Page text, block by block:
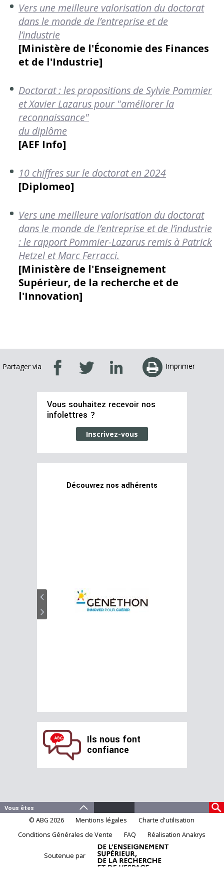
Vers une meilleure valorisation du doctorat
dans le monde de l’entreprise et de
l’industrie
[Ministère de l'Économie des Finances
et de l'Industrie]
Doctorat : les propositions de Sylvie Pommier
et Xavier Lazarus pour "améliorer la
reconnaissance"
du diplôme
[AEF Info]
10 chiffres sur le doctorat en 2024
[Diplomeo]
Vers une meilleure valorisation du doctorat
dans le monde de l’entreprise et de l’industrie
: le rapport Pommier-Lazarus remis à Patrick
Hetzel et Marc Ferracci.
[Ministère de l'Enseignement
Supérieur, de la recherche et de
l'Innovation]
Partager via Imprimer
Vous souhaitez recevoir nos
infolettres ?
Inscrivez-vous
Découvrez nos adhérents
Ils nous font
confiance
© ABG 2026 Mentions légales
Charte d'utilisation
Conditions Générales de Vente
FAQ Réalisation Anakrys
Soutenue par